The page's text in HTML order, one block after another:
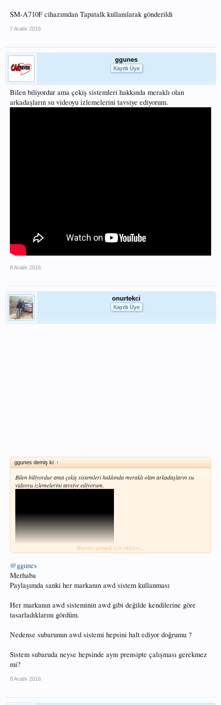
SM-A710F cihazımdan Tapatalk kullanılarak gönderildi
7 Aralık 2016
ggunes
Kayıtlı Üye
Bilen biliyordur ama çekiş sistemleri hakkında meraklı olan
arkadaşların su videoyu izlemelerini tavsiye ediyorum.
8 Aralık 2016
onurtekci
Kayıtlı Üye
ggunes demiş ki: ↑
Bilen biliyordur ama çekiş sistemleri hakkında meraklı olan arkadaşların su
videoyu izlemelerini tavsiye ediyorum.
Hepsini görmek için tıklayın...
@ggunes
Merhaba
Paylaşımda sanki her markanın awd sistem kullanması
Her markanın awd sisteminin awd gibi değilde kendilerine göre
tasarladıklarını gördüm.
Nedense subarunun awd sistemi hepsini halt ediyor doğrumu ?
Sistem subaruda neyse hepsinde aynı prensipte çalışması gerekmez
mi?
8 Aralık 2016